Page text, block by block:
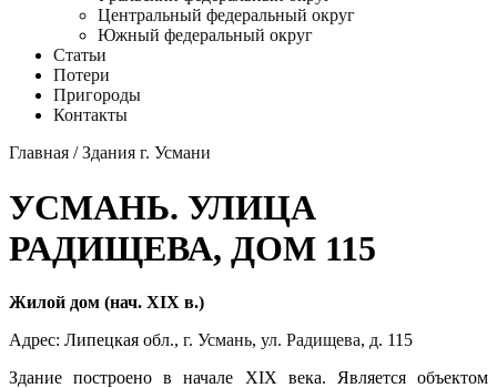
Центральный федеральный округ
Южный федеральный округ
Статьи
Потери
Пригороды
Контакты
Главная /Здания г. Усмани
УСМАНЬ. УЛИЦА
РАДИЩЕВА, ДОМ 115
Жилой дом (нач. XIX в.)
Адрес: Липецкая обл., г. Усмань, ул. Радищева, д. 115
Здание построено в начале XIX века. Является объектом